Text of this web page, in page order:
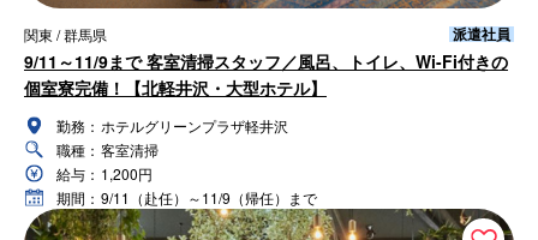
関東 / 群馬県 派遣社員
9/11～11/9まで 客室清掃スタッフ／風呂、トイレ、Wi-Fi付きの
個室寮完備！【北軽井沢・大型ホテル】
勤務： ホテルグリーンプラザ軽井沢
職種： 客室清掃
給与： 1,200円
期間： 9/11（赴任）～11/9（帰任）まで